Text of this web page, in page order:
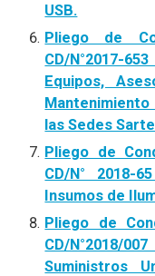
USB.
Pliego de
CD/N°2017-
Equipos,
las Sedes
Pliego de
CD/N° 2018-
Insumos de
Pliego de
CD/N°2018/
Suministros